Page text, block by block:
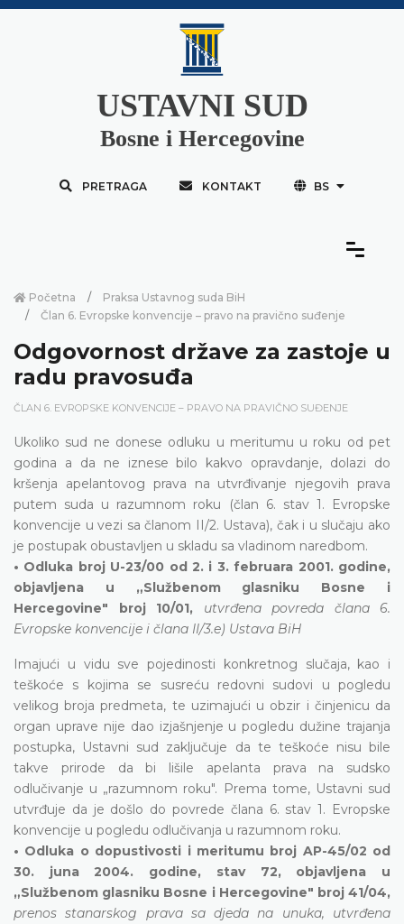
USTAVNI SUD
Bosne i Hercegovine
PRETRAGA KONTAKT BS
Početna
Praksa Ustavnog suda BiH
Član 6. Evropske konvencije – pravo na pravično suđenje
Odgovornost države za zastoje u
radu pravosuđa
ČLAN 6. EVROPSKE KONVENCIJE – PRAVO NA PRAVIČNO SUĐENJE
Ukoliko sud ne donese odluku u meritumu u roku od pet
godina a da ne iznese bilo kakvo opravdanje, dolazi do
kršenja apelantovog prava na utvrđivanje njegovih prava
putem suda u razumnom roku (član 6. stav 1. Evropske
konvencije u vezi sa članom II/2. Ustava), čak i u slučaju ako
je postupak obustavljen u skladu sa vladinom naredbom.
• Odluka broj U-23/00 od 2. i 3. februara 2001. godine,
objavljena u „Službenom glasniku Bosne i
Hercegovine" broj 10/01, utvrđena povreda člana 6.
Evropske konvencije i člana II/3.e) Ustava BiH
Imajući u vidu sve pojedinosti konkretnog slučaja, kao i
teškoće s kojima se susreću redovni sudovi u pogledu
velikog broja predmeta, te uzimajući u obzir i činjenicu da
organ uprave nije dao izjašnjenje u pogledu dužine trajanja
postupka, Ustavni sud zaključuje da te teškoće nisu bile
takve prirode da bi lišile apelanta prava na sudsko
odlučivanje u „razumnom roku". Prema tome, Ustavni sud
utvrđuje da je došlo do povrede člana 6. stav 1. Evropske
konvencije u pogledu odlučivanja u razumnom roku.
• Odluka o dopustivosti i meritumu broj AP-45/02 od
30. juna 2004. godine, stav 72, objavljena u
„Službenom glasniku Bosne i Hercegovine" broj 41/04,
prenos stanarskog prava sa djeda na unuka, utvrđena